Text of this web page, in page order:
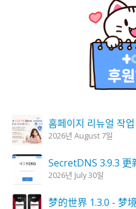
홈페이지 리뉴얼 작
2026년 August 7일
SecretDNS 3.9.3 更
2026년 July 30일
梦的世界 1.3.0 - 梦